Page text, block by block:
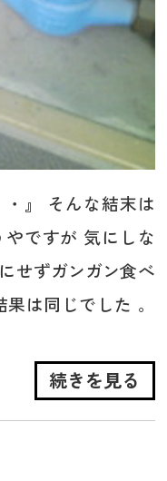
・』 そんな結末は
ですが 気にしな
せずガンガン食べ
は同じでした 。
続きを見る